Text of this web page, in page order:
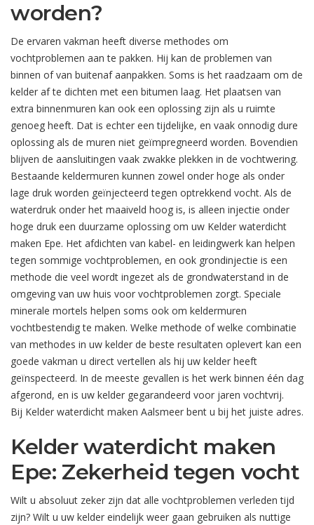
worden?
De ervaren vakman heeft diverse methodes om
vochtproblemen aan te pakken. Hij kan de problemen van
binnen of van buitenaf aanpakken. Soms is het raadzaam om de
kelder af te dichten met een bitumen laag. Het plaatsen van
extra binnenmuren kan ook een oplossing zijn als u ruimte
genoeg heeft. Dat is echter een tijdelijke, en vaak onnodig dure
oplossing als de muren niet geïmpregneerd worden. Bovendien
blijven de aansluitingen vaak zwakke plekken in de vochtwering.
Bestaande keldermuren kunnen zowel onder hoge als onder
lage druk worden geïnjecteerd tegen optrekkend vocht. Als de
waterdruk onder het maaiveld hoog is, is alleen injectie onder
hoge druk een duurzame oplossing om uw Kelder waterdicht
maken Epe. Het afdichten van kabel- en leidingwerk kan helpen
tegen sommige vochtproblemen, en ook grondinjectie is een
methode die veel wordt ingezet als de grondwaterstand in de
omgeving van uw huis voor vochtproblemen zorgt. Speciale
minerale mortels helpen soms ook om keldermuren
vochtbestendig te maken. Welke methode of welke combinatie
van methodes in uw kelder de beste resultaten oplevert kan een
goede vakman u direct vertellen als hij uw kelder heeft
geïnspecteerd. In de meeste gevallen is het werk binnen één dag
afgerond, en is uw kelder gegarandeerd voor jaren vochtvrij.
Bij Kelder waterdicht maken Aalsmeer bent u bij het juiste adres.
Kelder waterdicht maken
Epe: Zekerheid tegen vocht
Wilt u absoluut zeker zijn dat alle vochtproblemen verleden tijd
zijn? Wilt u uw kelder eindelijk weer gaan gebruiken als nuttige